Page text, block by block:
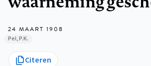
24 MAART 1908
Pel, P.K.
Citeren